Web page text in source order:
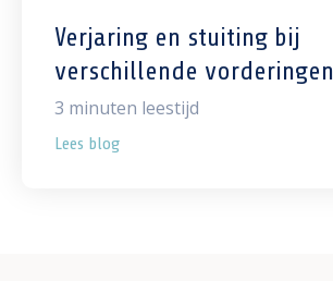
Verjaring en stuiting bij
verschillende vorderingen
3 minuten leestijd
Lees blog